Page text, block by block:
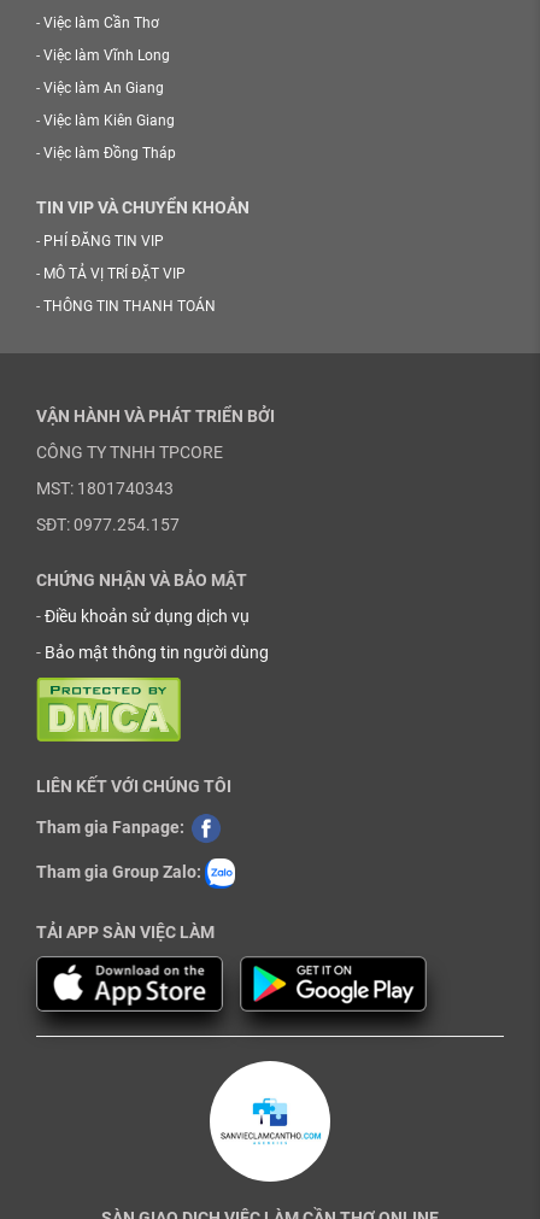
- Việc làm Cần Thơ
- Việc làm Vĩnh Long
- Việc làm An Giang
- Việc làm Kiên Giang
- Việc làm Đồng Tháp
TIN VIP VÀ CHUYỂN KHOẢN
- PHÍ ĐĂNG TIN VIP
- MÔ TẢ VỊ TRÍ ĐẶT VIP
- THÔNG TIN THANH TOÁN
VẬN HÀNH VÀ PHÁT TRIỂN BỞI
CÔNG TY TNHH TPCORE
MST: 1801740343
SĐT: 0977.254.157
CHỨNG NHẬN VÀ BẢO MẬT
-Điều khoản sử dụng dịch vụ
- Bảo mật thông tin người dùng
LIÊN KẾT VỚI CHÚNG TÔI
Tham gia Fanpage:
Tham gia Group Zalo:
TẢI APP SÀN VIỆC LÀM